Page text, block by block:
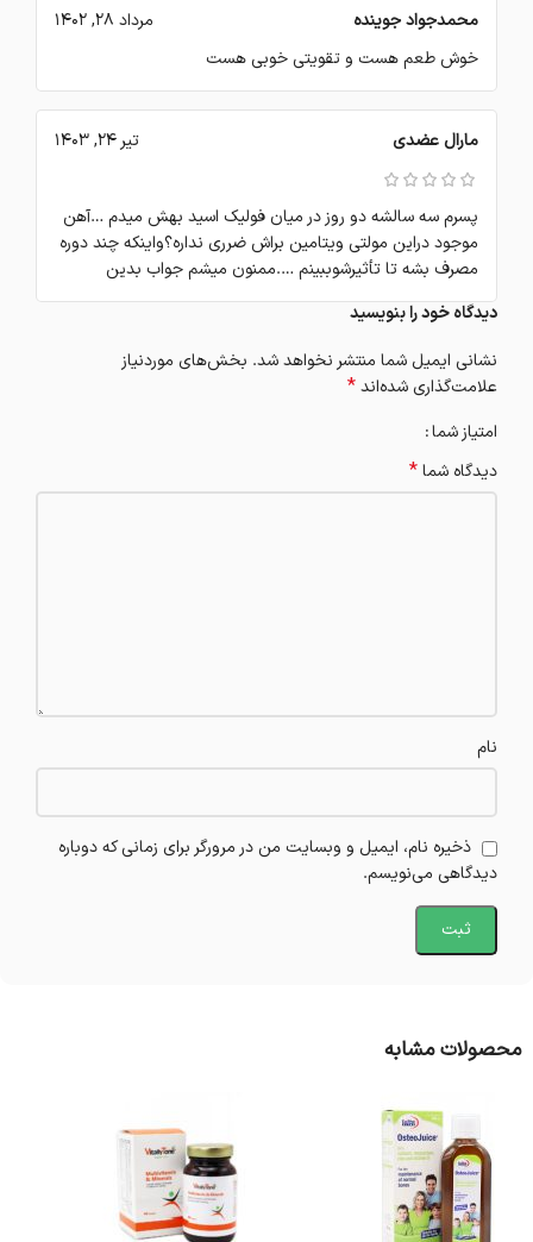
محمدجواد جوینده
مرداد 28, 1402
خوش طعم هست و تقویتی خوبی هست
مارال عضدی تیر 24, 1403
پسرم سه سالشه دو روز در میان فولیک اسید بهش میدم …آهن
موجود دراین مولتی ویتامین براش ضرری نداره؟واینکه چند دوره
مصرف بشه تا تأثیرشوببینم ….ممنون میشم جواب بدین
دیدگاه خود را بنویسید
نشانی ایمیل شما منتشر نخواهد شد. بخش‌های موردنیاز
علامت‌گذاری شده‌اند*
امتیاز شما
دیدگاه شما*
نام
ذخیره نام، ایمیل و وبسایت من در مرورگر برای زمانی که دوباره
دیدگاهی می‌نویسم.
محصولات مشابه